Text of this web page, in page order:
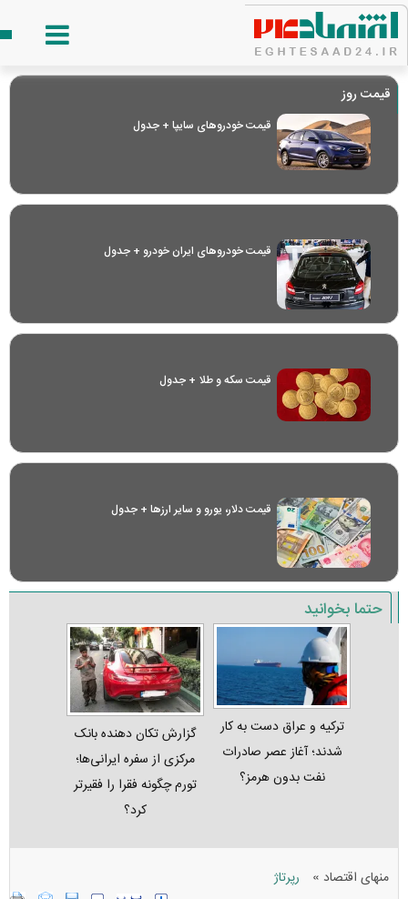
قیمت روز
قیمت خودرو‌های سایپا + جدول
قیمت خودرو‌های ایران خودرو + جدول
قیمت سکه و طلا + جدول
قیمت دلار، یورو و سایر ارز‌ها + جدول
حتما بخوانید
ترکیه و عراق دست به کار
شدند؛ آغاز عصر صادرات
نفت بدون هرمز؟
گزارش تکان‌ دهنده بانک
مرکزی از سفره ایرانی‌ها؛
تورم چگونه فقرا را فقیرتر
کرد؟
منهای اقتصاد » رپرتاژ